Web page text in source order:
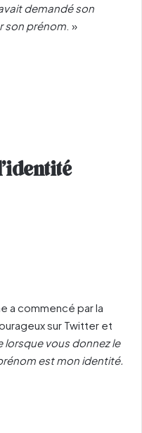
demandé son
son prénom . »
a commencé par la
sur Twitter et
lorsque vous donnez le
est mon identité.